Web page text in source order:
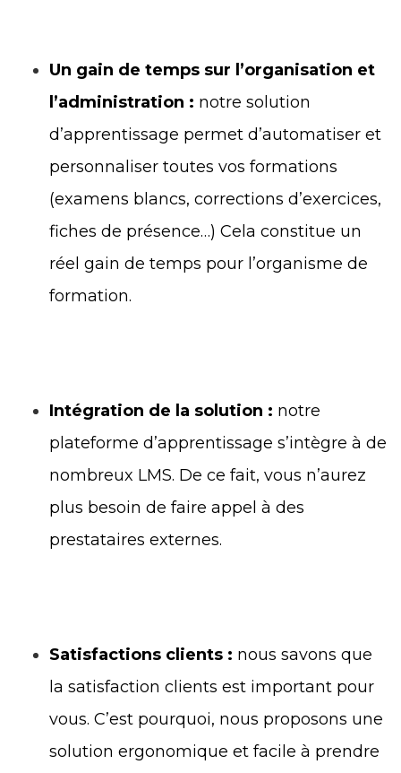
Un gain de temps sur l’organisation et
l’administration : notre solution
d’apprentissage permet d’automatiser et
personnaliser toutes vos formations
(examens blancs, corrections d’exercices,
fiches de présence…) Cela constitue un
réel gain de temps pour l’organisme de
formation.
Intégration de la solution : notre
plateforme d’apprentissage s’intègre à de
nombreux LMS. De ce fait, vous n’aurez
plus besoin de faire appel à des
prestataires externes.
Satisfactions clients : nous savons que
la satisfaction clients est important pour
vous. C’est pourquoi, nous proposons une
solution ergonomique et facile à prendre